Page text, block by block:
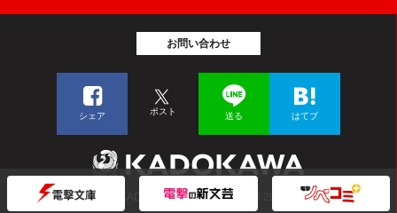
お問い合わせ
シェア ポスト 送る はてブ
© KADOKAWA CORPORATION 2026